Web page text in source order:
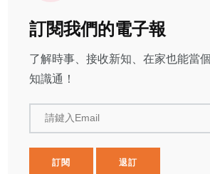
訂閱我們的電子報
了解時事、接收新知、在家也能當個
知識通！
請鍵入Email
訂閱 退訂